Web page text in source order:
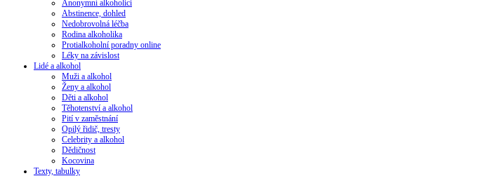
Anonymní alkoholici
Abstinence, dohled
Nedobrovolná léčba
Rodina alkoholika
Protialkoholní poradny online
Léky na závislost
Lidé a alkohol
Muži a alkohol
Ženy a alkohol
Děti a alkohol
Těhotenství a alkohol
Pití v zaměstnání
Opilý řidič, tresty
Celebrity a alkohol
Dědičnost
Kocovina
Texty, tabulky